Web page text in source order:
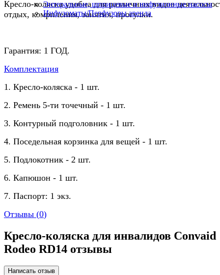
Энтеральные, шприцевые и инфузионные насосы
Инфузоматы/Перфузоры аренда
Кресло-коляска удобна для различных видов
отдых, комрпления, занятия, прогулки.
Гарантия: 1 ГОД.
Комплектация
1. Кресло-коляска - 1 шт.
2. Ремень 5-ти точечный - 1 шт.
3. Контурный подголовник - 1 шт.
4. Поседельная корзинка для вещей - 1 шт.
5. Подлокотник - 2 шт.
6. Капюшон - 1 шт.
7. Паспорт: 1 экз.
Отзывы (0)
Кресло-коляска для инвалидов Convaid
Rodeo RD14 отзывы